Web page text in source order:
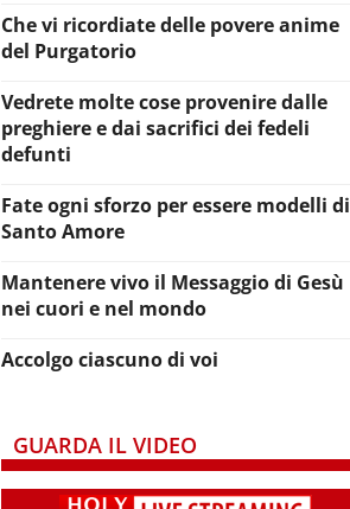
Che vi ricordiate delle povere anime
del Purgatorio
Vedrete molte cose provenire dalle
preghiere e dai sacrifici dei fedeli
defunti
Fate ogni sforzo per essere modelli di
Santo Amore
Mantenere vivo il Messaggio di Gesù
nei cuori e nel mondo
Accolgo ciascuno di voi
GUARDA IL VIDEO